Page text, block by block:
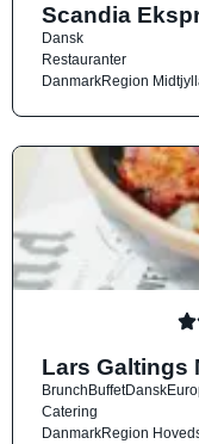
Scandia
Dansk
Restauranter
DanmarkRegion
Lars Galtings
BrunchBuffetDansk
Catering
DanmarkRegion